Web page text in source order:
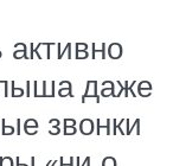
активно
даже
звонки